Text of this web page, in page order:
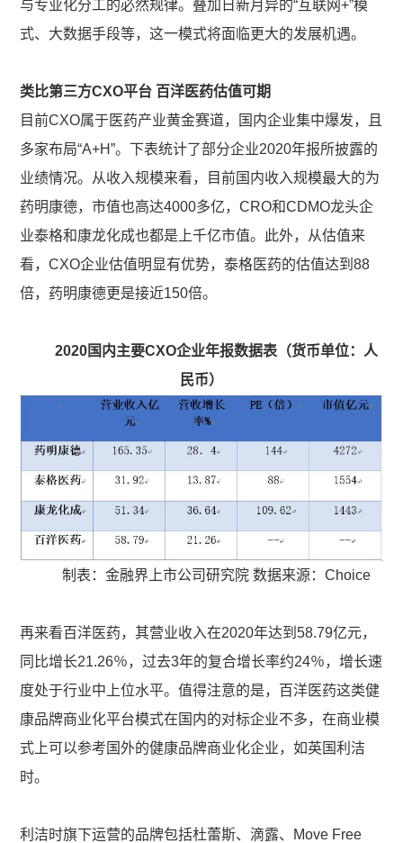
与专业化分工的必然规律。叠加日新月异的“互联网+”模
式、大数据手段等，这一模式将面临更大的发展机遇。
类比第三方CXO平台 百洋医药估值可期
目前CXO属于医药产业黄金赛道，国内企业集中爆发，且
多家布局“A+H”。下表统计了部分企业2020年报所披露的
业绩情况。从收入规模来看，目前国内收入规模最大的为
药明康德，市值也高达4000多亿，CRO和CDMO龙头企
业泰格和康龙化成也都是上千亿市值。此外，从估值来
看，CXO企业估值明显有优势，泰格医药的估值达到88
倍，药明康德更是接近150倍。
2020国内主要CXO企业年报数据表（货币单位：人
民币）
制表：金融界上市公司研究院 数据来源：Choice
再来看百洋医药，其营业收入在2020年达到58.79亿元，
同比增长21.26％，过去3年的复合增长率约24％，增长速
度处于行业中上位水平。值得注意的是，百洋医药这类健
康品牌商业化平台模式在国内的对标企业不多，在商业模
式上可以参考国外的健康品牌商业化企业，如英国利洁
时。
利洁时旗下运营的品牌包括杜蕾斯、滴露、Move Free